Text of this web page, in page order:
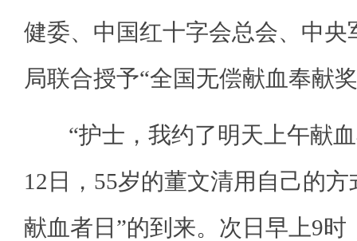
健委、中国红十字会总会、中央
局联合授予“全国无偿献血奉献
“护士，我约了明天上午献血
12日，55岁的董文清用自己的
献血者日”的到来。次日早上9